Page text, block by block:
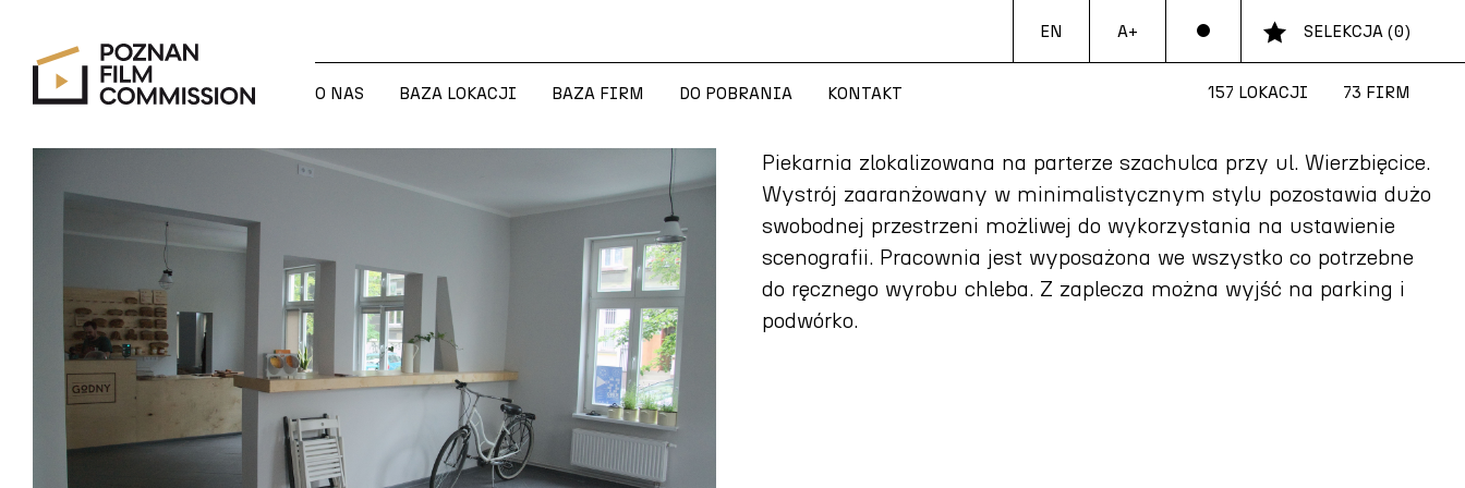
EN A+ SELEKCJA (0)
O NAS
BAZA LOKACJI
BAZA FIRM
DO POBRANIA
KONTAKT
157 LOKACJI 73 FIRM
Piekarnia zlokalizowana na parterze szachulca przy ul. Wierzbięcice.
Wystrój zaaranżowany w minimalistycznym stylu pozostawia dużo
swobodnej przestrzeni możliwej do wykorzystania na ustawienie
scenografii. Pracownia jest wyposażona we wszystko co potrzebne
do ręcznego wyrobu chleba. Z zaplecza można wyjść na parking i
podwórko.